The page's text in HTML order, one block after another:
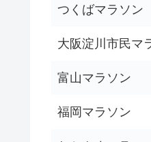
つくばマラソン
大阪淀川市民マ
富山マラソン
福岡マラソン